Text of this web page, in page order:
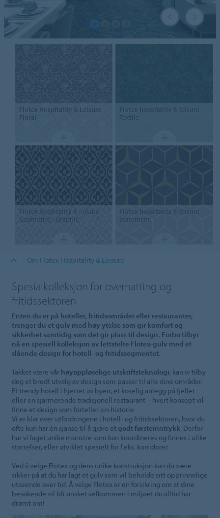
Flotex Hospitality & Leisure
Floral
Flotex hospitality & leisure
Textile
Flotex hospitality & leisure
Geometric / Graphic
Flotex hospitality & leisure
Statement
Om Flotex Hospitality & Leisure
Spesialkolleksjon for overnatting og
fritidssektoren
Enten du er på hoteller, fritidsområder eller restauranter,
trenger du et gulv med høy ytelse som gir komfort og
sikkerhet samtidig som det gir plass til design. Forbo tilbyr
nå en spesiell kolleksjon av lettstelte Flotex-gulv med et
slående design for hotell- og fritidssegmentet.
Takket være vår høyoppløselige utskriftsteknologi, kan vi tilby
deg et bredt utvalg av design som passer til alle dine områder.
Et trendy hotell i hjertet av byen, et koselig anlegg på fjellet
eller en sjarmerende tradisjonell restaurant – hvert konsept vil
finne et design som forteller sin historie.
Vi er klar over utfordringene i hotell- og fritidssektoren, hvor du
ofte kun har én sjanse til å gjøre et godt førsteinntrykk. Derfor
har vi laget unike mønstre som kan koordineres og finnes i ulike
størrelser, eller utviklet spesielt for f.eks. korridorer.
Ved å velge Flotex og dens unike konstruksjon kan du være
sikker på at du har lagt et gulv som vil beholde sitt opprinnelige
utseende over tid. Å velge Flotex er en forsikring om at dine
besøkende vil bli ønsket velkommen i miljøet du alltid har
drømt om!